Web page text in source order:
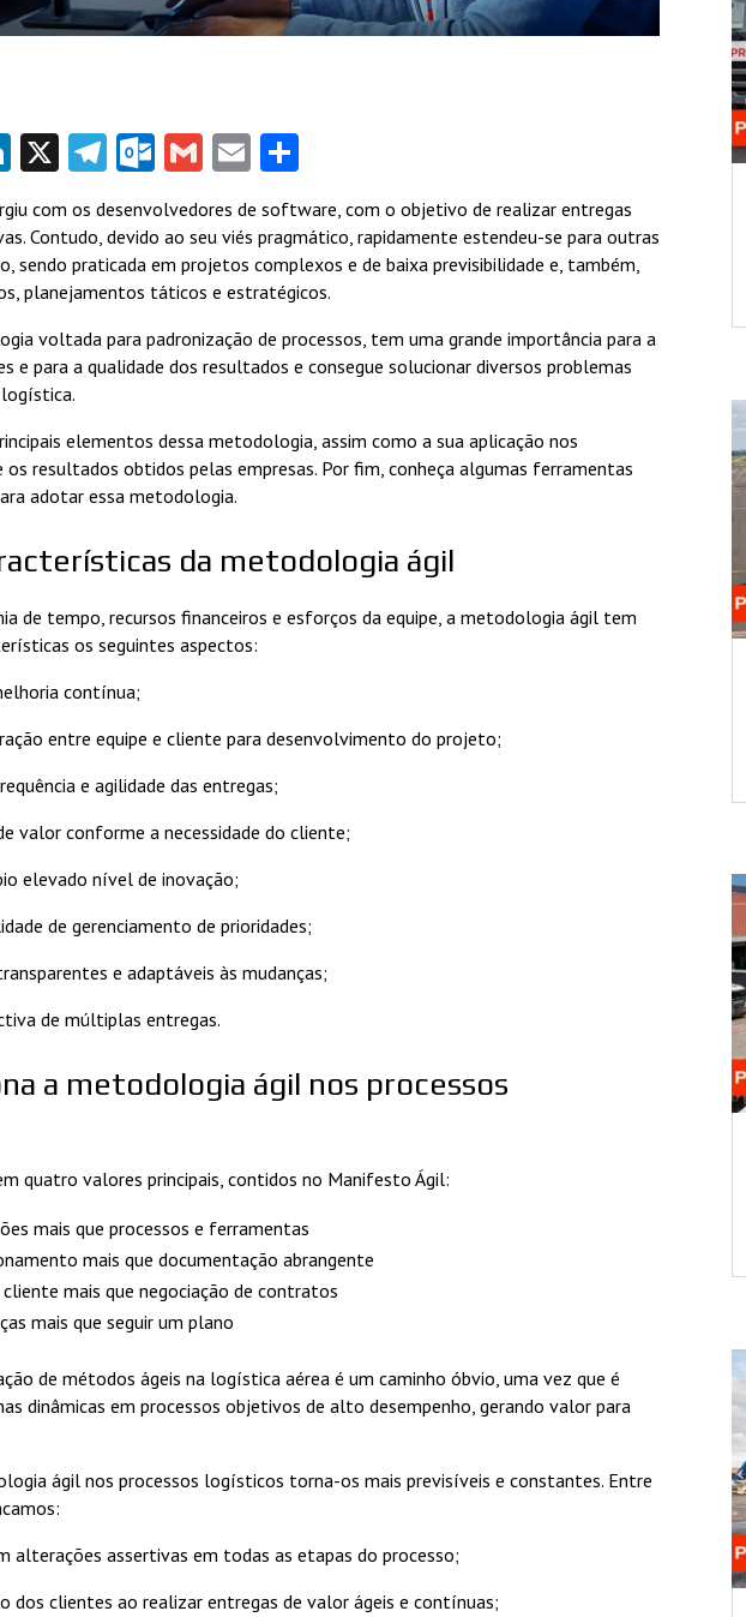
LinkedIn
X Telegram
Outlook.com
Gmail
Email
com os desenvolvedores de software, com o objetivo de realizar entregas
Contudo, devido ao seu viés pragmático, rapidamente estendeu-se para outras
sendo praticada em projetos complexos e de baixa previsibilidade e, também,
planejamentos táticos e estratégicos.
voltada para padronização de processos, tem uma grande importância para a
e para a qualidade dos resultados e consegue solucionar diversos problemas
elementos dessa metodologia, assim como a sua aplicação nos
resultados obtidos pelas empresas. Por fim, conheça algumas ferramentas
adotar essa metodologia.
da metodologia ágil
de tempo, recursos financeiros e esforços da equipe, a metodologia ágil tem
os seguintes aspectos:
contínua;
entre equipe e cliente para desenvolvimento do projeto;
e agilidade das entregas;
valor conforme a necessidade do cliente;
elevado nível de inovação;
de gerenciamento de prioridades;
e adaptáveis às mudanças;
de múltiplas entregas.
a metodologia ágil nos processos
quatro valores principais, contidos no Manifesto Ágil:
mais que processos e ferramentas
mais que documentação abrangente
mais que negociação de contratos
mais que seguir um plano
de métodos ágeis na logística aérea é um caminho óbvio, uma vez que é
dinâmicas em processos objetivos de alto desempenho, gerando valor para
ágil nos processos logísticos torna-os mais previsíveis e constantes. Entre
alterações assertivas em todas as etapas do processo;
dos clientes ao realizar entregas de valor ágeis e contínuas;